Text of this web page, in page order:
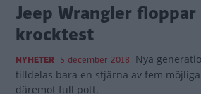
Jeep Wrangler floppar
krocktest
NYHETER 5 december 2018 Nya
tilldelas bara en stjärna av fem
däremot full pott.